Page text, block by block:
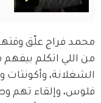
من اللي اتكلم
الشغلانة،
فلوس، وإلقاء تهم